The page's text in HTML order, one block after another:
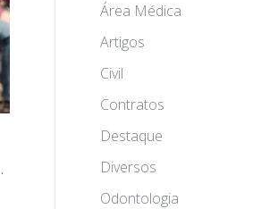
Área Médica
Artigos
Civil
Contratos
Destaque
Diversos
Odontologia